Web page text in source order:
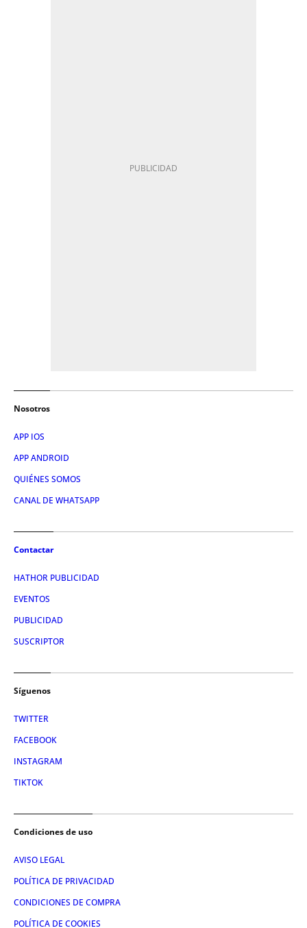
Nosotros
APP IOS
APP ANDROID
QUIÉNES SOMOS
CANAL DE WHATSAPP
Contactar
HATHOR PUBLICIDAD
EVENTOS
PUBLICIDAD
SUSCRIPTOR
Síguenos
TWITTER
FACEBOOK
INSTAGRAM
TIKTOK
Condiciones de uso
AVISO LEGAL
POLÍTICA DE PRIVACIDAD
CONDICIONES DE COMPRA
POLÍTICA DE COOKIES